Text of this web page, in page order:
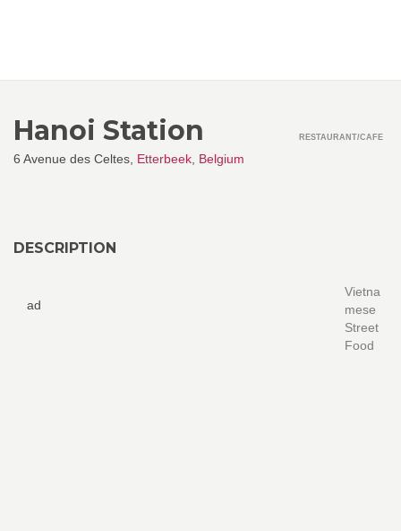
Hanoi Station
6 Avenue des Celtes, Etterbeek Belgium
RESTAURANT/CAFE
DESCRIPTION
ad
Vietna
mese
Street
Food